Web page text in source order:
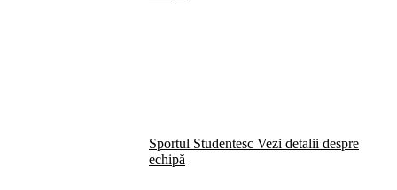
Sportul Studentesc Vezi detalii despre
echipă